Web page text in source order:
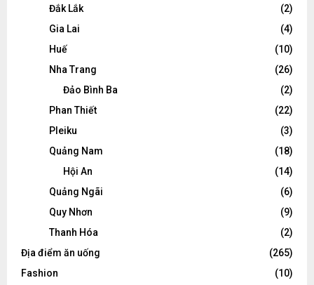
Đắk Lắk
(2)
Gia Lai
(4)
Huế
(10)
Nha Trang
(26)
Đảo Bình Ba
(2)
Phan Thiết
(22)
Pleiku
(3)
Quảng Nam
(18)
Hội An
(14)
Quảng Ngãi
(6)
Quy Nhơn
(9)
Thanh Hóa
(2)
Địa điểm ăn uống
(265)
Fashion
(10)